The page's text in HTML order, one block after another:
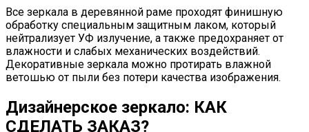
Все зеркала в деревянной раме проходят финишную
обработку специальным защитным лаком, который
нейтрализует УФ излучение, а также предохраняет от
влажности и слабых механических воздействий.
Декоративные зеркала можно протирать влажной
ветошью от пыли без потери качества изображения.
Дизайнерское зеркало: КАК
СДЕЛАТЬ ЗАКАЗ?